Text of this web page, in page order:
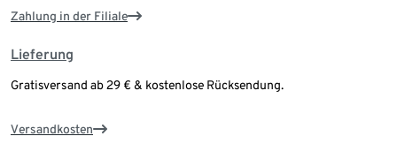
Zahlung in der Filiale
Lieferung
Gratisversand ab 29 € & kostenlose Rücksendung.
Versandkosten